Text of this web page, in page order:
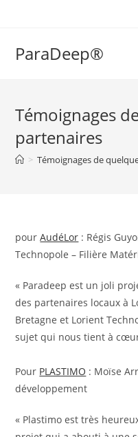
ParaDeep®
Témoignages
partenaires
> Témoignages de
pourAudéLor : Régis
Technopole – Filière
« Paradeep est un joli
des partenaires locaux à
Bretagne et Lorient
sujet qui nous tient à
Pour PLASTIMO : Moïse
développement
« Plastimo est très